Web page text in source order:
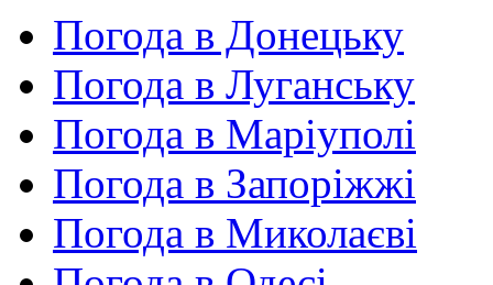
Погода в Донецьку
Погода в Луганську
Погода в Маріуполі
Погода в Запоріжжі
Погода в Миколаєві